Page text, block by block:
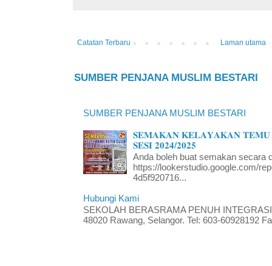
Catatan Terbaru Laman utama
SUMBER PENJANA MUSLIM BESTARI
SUMBER PENJANA MUSLIM BESTARI
𝐒𝐄𝐌𝐀𝐊𝐀𝐍 𝐊𝐄𝐋𝐀𝐘𝐀𝐊𝐀𝐍 𝐓𝐄𝐌𝐔
𝐒𝐄𝐒𝐈 𝟐𝟎𝟐𝟒/𝟐𝟎𝟐𝟓
Anda boleh buat semakan secara
https://lookerstudio.google.com/
4d5f920716...
Hubungi Kami
SEKOLAH BERASRAMA PENUH
48020 Rawang, Selangor. Tel: 603-60928192